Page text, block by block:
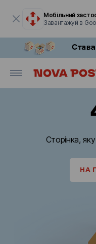
Мобільний
Завантажуй в
Сторінка,
НА